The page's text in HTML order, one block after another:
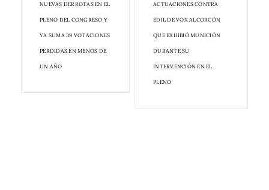
NUEVAS DERROTAS EN EL
PLENO DEL CONGRESO Y
YA SUMA 39 VOTACIONES
PERDIDAS EN MENOS DE
UN AÑO
ACTUACIONES CONTRA
EDIL DE VOX ALCORCÓN
QUE EXHIBIÓ MUNICIÓN
DURANTE SU
INTERVENCIÓN EN EL
PLENO